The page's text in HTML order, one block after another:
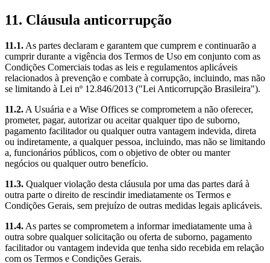
11. Cláusula anticorrupção
11.1. As partes declaram e garantem que cumprem e continuarão a
cumprir durante a vigência dos Termos de Uso em conjunto com as
Condições Comerciais todas as leis e regulamentos aplicáveis
relacionados à prevenção e combate à corrupção, incluindo, mas não
se limitando à Lei nº 12.846/2013 ("Lei Anticorrupção Brasileira").
11.2. A Usuária e a Wise Offices se comprometem a não oferecer,
prometer, pagar, autorizar ou aceitar qualquer tipo de suborno,
pagamento facilitador ou qualquer outra vantagem indevida, direta
ou indiretamente, a qualquer pessoa, incluindo, mas não se limitando
a, funcionários públicos, com o objetivo de obter ou manter
negócios ou qualquer outro benefício.
11.3. Qualquer violação desta cláusula por uma das partes dará à
outra parte o direito de rescindir imediatamente os Termos e
Condições Gerais, sem prejuízo de outras medidas legais aplicáveis.
11.4. As partes se comprometem a informar imediatamente uma à
outra sobre qualquer solicitação ou oferta de suborno, pagamento
facilitador ou vantagem indevida que tenha sido recebida em relação
com os Termos e Condições Gerais.